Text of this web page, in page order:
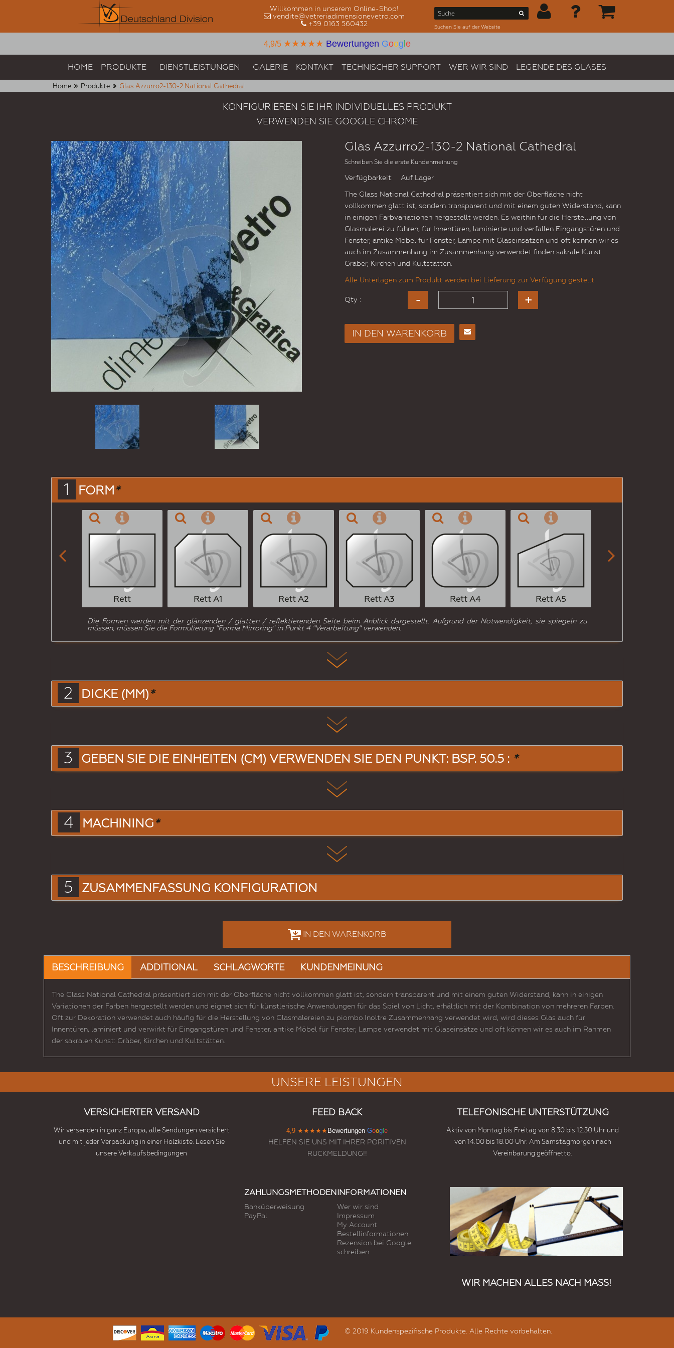
Willkommen in unserem Online-Shop!
vendite@vetreriadimensionevetro.com
+39 0163 560432
Suchen Sie auf der Website
4,9/5 ★★★★★ Bewertungen Goog e
HOME PRODUKTE DIENSTLEISTUNGEN GALERIE KONTAKT TECHNISCHER SUPPORT WER WIR SIND LEGENDE DES GLASES
Home Produkte Glas Azzurro2-130-2 National Cathedral
KONFIGURIEREN SIE IHR INDIVIDUELLES PRODUKT
VERWENDEN SIE GOOGLE CHROME
Glas Azzurro2-130-2 National Cathedral
Schreiben Sie die erste Kundenmeinung
Verfügbarkeit: Auf Lager
The Glass National Cathedral präsentiert sich mit der Oberfläche nicht
vollkommen glatt ist, sondern transparent und mit einem guten Widerstand, kann
in einigen Farbvariationen hergestellt werden. Es weithin für die Herstellung von
Glasmalerei zu führen, für Innentüren, laminierte und verfallen Eingangstüren und
Fenster, antike Möbel für Fenster, Lampe mit Glaseinsätzen und oft können wir es
auch im Zusammenhang im Zusammenhang verwendet finden sakrale Kunst:
Gräber, Kirchen und Kultstätten.
Alle Unterlagen zum Produkt werden bei Lieferung zur Verfügung gestellt
Qty :
IN DEN WARENKORB
1 FORM*
Rett Rett A1 Rett A2 Rett A3 Rett A4 Rett A5
 
Die Formen werden mit der glänzenden / glatten / reflektierenden Seite beim Anblick dargestellt. Aufgrund der Notwendigkeit, sie spiegeln zu
müssen, müssen Sie die Formulierung "Forma Mirroring" in Punkt 4 "Verarbeitung" verwenden.
2 DICKE (MM)*
3 GEBEN SIE DIE EINHEITEN (CM) VERWENDEN SIE DEN PUNKT: BSP. 50.5 : *
4 MACHINING*
5 ZUSAMMENFASSUNG KONFIGURATION
IN DEN WARENKORB
BESCHREIBUNG ADDITIONAL SCHLAGWORTE KUNDENMEINUNG
The Glass National Cathedral präsentiert sich mit der Oberfläche nicht vollkommen glatt ist, sondern transparent und mit einem guten Widerstand, kann in einigen
Variationen der Farben hergestellt werden und eignet sich für künstlerische Anwendungen für das Spiel von Licht, erhältlich mit der Kombination von mehreren Farben.
Oft zur Dekoration verwendet auch häufig für die Herstellung von Glasmalereien zu piombo.Inoltre Zusammenhang verwendet wird, wird dieses Glas auch für
Innentüren, laminiert und verwirkt für Eingangstüren und Fenster, antike Möbel für Fenster, Lampe verwendet mit Glaseinsätze und oft können wir es auch im Rahmen
der sakralen Kunst: Gräber, Kirchen und Kultstätten.
UNSERE LEISTUNGEN
VERSICHERTER VERSAND
Wir versenden in ganz Europa, alle Sendungen versichert
und mit jeder Verpackung in einer Holzkiste. Lesen Sie
unsere Verkaufsbedingungen
FEED BACK
4,9 ★★★★★ Bewertungen Goog e
HELFEN SIE UNS MIT IHRER PORITIVEN
RUCKMELDUNG!!
TELEFONISCHE UNTERSTÜTZUNG
Aktiv von Montag bis Freitag von 8.30 bis 12.30 Uhr und
von 14.00 bis 18.00 Uhr. Am Samstagmorgen nach
Vereinbarung geöffnetto.
ZAHLUNGSMETHODEN
Banküberweisung
PayPal
INFORMATIONEN
Wer wir sind
Impressum
My Account
Bestellinformationen
Rezension bei Google
schreiben
WIR MACHEN ALLES NACH MASS!
© 2019 Kundenspezifische Produkte. Alle Rechte vorbehalten.